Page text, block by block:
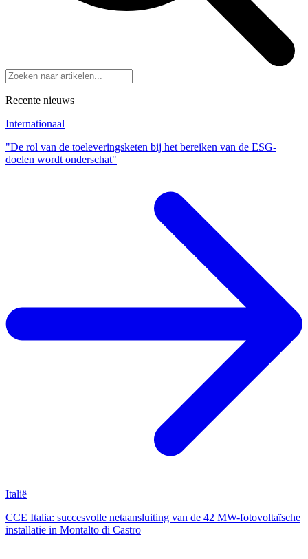
Recente nieuws
Internationaal
"De rol van de toeleveringsketen bij het bereiken van de ESG-
doelen wordt onderschat"
Italië
CCE Italia: succesvolle netaansluiting van de 42 MW-fotovoltaïsche
installatie in Montalto di Castro